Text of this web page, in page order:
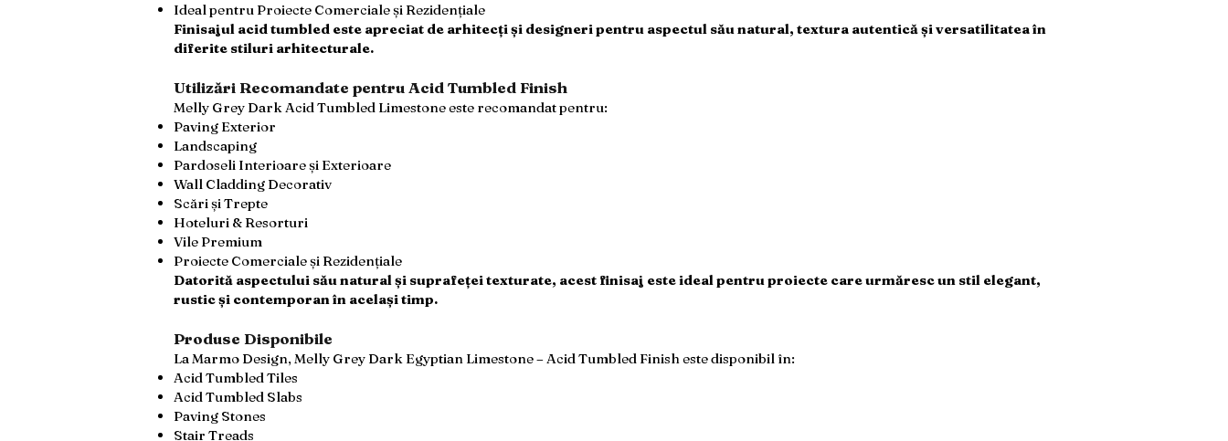
Ideal pentru Proiecte Comerciale și Rezidențiale
Finisajul acid tumbled este apreciat de arhitecți și designeri pentru aspectul său natural, textura autentică și versatilitatea în
diferite stiluri arhitecturale.
Utilizări Recomandate pentru Acid Tumbled Finish
Melly Grey Dark Acid Tumbled Limestone este recomandat pentru:
Paving Exterior
Landscaping
Pardoseli Interioare și Exterioare
Wall Cladding Decorativ
Scări și Trepte
Hoteluri & Resorturi
Vile Premium
Proiecte Comerciale și Rezidențiale
Datorită aspectului său natural și suprafeței texturate, acest finisaj este ideal pentru proiecte care urmăresc un stil elegant,
rustic și contemporan în același timp.
Produse Disponibile
La Marmo Design, Melly Grey Dark Egyptian Limestone – Acid Tumbled Finish este disponibil în:
Acid Tumbled Tiles
Acid Tumbled Slabs
Paving Stones
Stair Treads